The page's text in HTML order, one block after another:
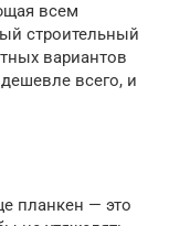
всем
строительный
вариантов
всего, и
планкен — это